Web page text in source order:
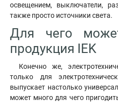
освещением, выключатели,
также просто источники света.
Для чего
продукция IEK
Конечно же,
только для
выпускает настолько
может много для чего